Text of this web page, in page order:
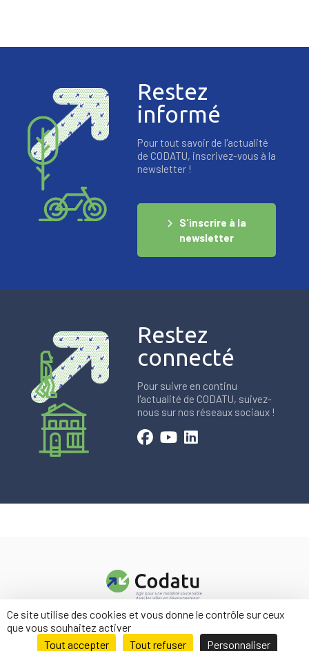
Restez
informé
Pour tout savoir de l'actualité
de CODATU, inscrivez-vous à la
newsletter !
S'inscrire à la
newsletter
Restez
connecté
Pour suivre en continu
l'actualité de CODATU, suivez-
nous sur nos réseaux sociaux !
Mentions légales
Ce site utilise des cookies et vous donne le contrôle sur ceux
que vous souhaitez activer
Tout accepter
Tout refuser Personnaliser